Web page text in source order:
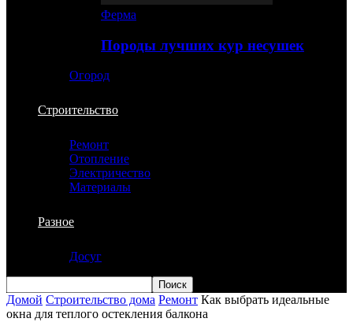
Ферма
Породы лучших кур несушек
Огород
Строительство
Ремонт
Отопление
Электричество
Материалы
Разное
Досуг
Домой Строительство дома Ремонт Как выбрать идеальные
окна для теплого остекления балкона